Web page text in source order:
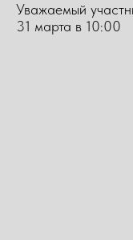
Уважаемый
31 марта в 10:00